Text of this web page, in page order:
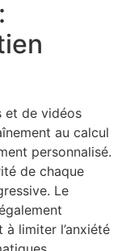
et de vidéos
au calcul
personnalisé.
de chaque
Le
limiter l’anxiété